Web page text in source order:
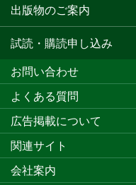
出版物のご案内
試読・購読申し込み
お問い合わせ
よくある質問
広告掲載について
関連サイト
会社案内